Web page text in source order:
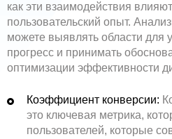
как эти взаимодействия
пользовательский опыт.
можете выявлять области для
прогресс и принимать
оптимизации эффективности
Коэффициент конверсии:
это ключевая метрика,
пользователей, которые